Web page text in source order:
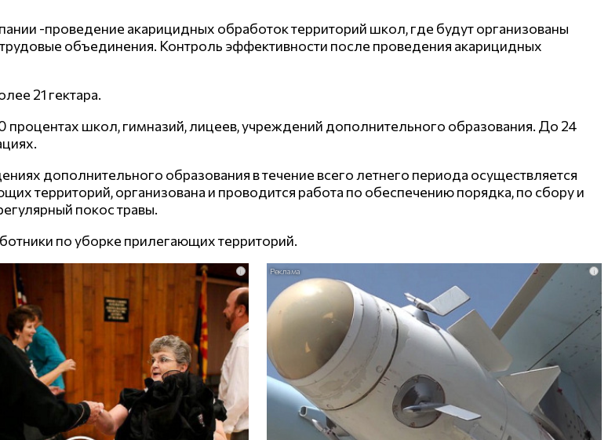
-проведение акарицидных обработок территорий школ, где будут организованы
объединения. Контроль эффективности после проведения акарицидных
21 гектара.
процентах школ, гимназий, лицеев, учреждений дополнительного образования. До 24
дополнительного образования в течение всего летнего периода осуществляется
территорий, организована и проводится работа по обеспечению порядка, по сбору и
покос травы.
по уборке прилегающих территорий.
i i